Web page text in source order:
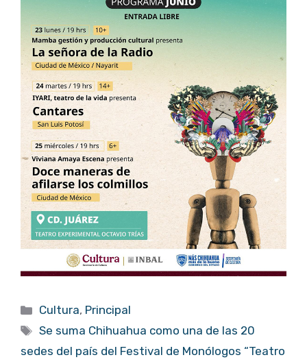
Categorías
Cultura, Principal
Etiquetas
Se suma Chihuahua como una de las 20
sedes del país del Festival de Monólogos “Teatro